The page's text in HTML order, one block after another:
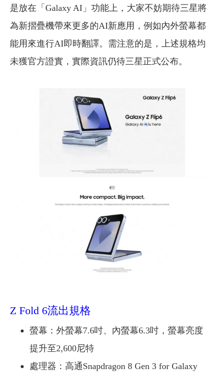
是放在「Galaxy AI」功能上，大家不妨期待三星將
為新摺疊機帶來更多的AI新應用，例如內外螢幕都
能用來進行AI即時翻譯。需注意的是，上述規格均
未獲官方證實，實際資訊仍待三星正式公布。
Z Fold 6流出規格
螢幕：外螢幕7.6吋、內螢幕6.3吋，螢幕亮度
提升至2,600尼特
處理器：高通Snapdragon 8 Gen 3 for Galaxy